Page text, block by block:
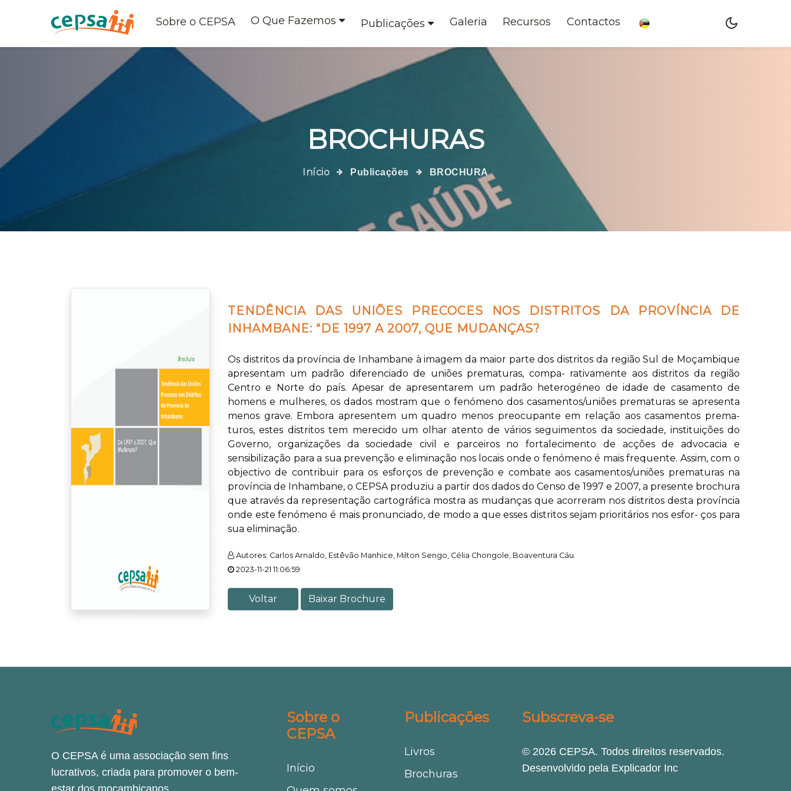
Sobre o CEPSA O Que Fazemos Publicações Galeria Recursos Contactos
BROCHURAS
Início Publicações BROCHURA
TENDÊNCIA DAS UNIÕES PRECOCES NOS DISTRITOS DA PROVÍNCIA DE
INHAMBANE: “DE 1997 A 2007, QUE MUDANÇAS?
Os distritos da província de Inhambane à imagem da maior parte dos distritos da região Sul de Moçambique
apresentam um padrão diferenciado de uniões prematuras, compa- rativamente aos distritos da região
Centro e Norte do país. Apesar de apresentarem um padrão heterogéneo de idade de casamento de
homens e mulheres, os dados mostram que o fenómeno dos casamentos/uniões prematuras se apresenta
menos grave. Embora apresentem um quadro menos preocupante em relação aos casamentos prema-
turos, estes distritos tem merecido um olhar atento de vários seguimentos da sociedade, instituições do
Governo, organizações da sociedade civil e parceiros no fortalecimento de acções de advocacia e
sensibilização para a sua prevenção e eliminação nos locais onde o fenómeno é mais frequente. Assim, com o
objectivo de contribuir para os esforços de prevenção e combate aos casamentos/uniões prematuras na
província de Inhambane, o CEPSA produziu a partir dos dados do Censo de 1997 e 2007, a presente brochura
que através da representação cartográfica mostra as mudanças que acorreram nos distritos desta província
onde este fenómeno é mais pronunciado, de modo a que esses distritos sejam prioritários nos esfor- ços para
sua eliminação.
Autores: Carlos Arnaldo, Estêvão Manhice, Milton Sengo, Célia Chongole, Boaventura Cáu.
2023-11-21 11:06:59
Voltar Baixar Brochure
O CEPSA é uma associação sem fins
lucrativos, criada para promover o bem-
Sobre o
CEPSA
Início
Publicações
Livros
Brochuras
Subscreva-se
© 2026 CEPSA. Todos direitos reservados.
Desenvolvido pela Explicador Inc